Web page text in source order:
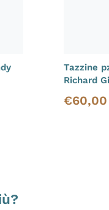
Tazzine
Richard
Prezzo di
€60,00